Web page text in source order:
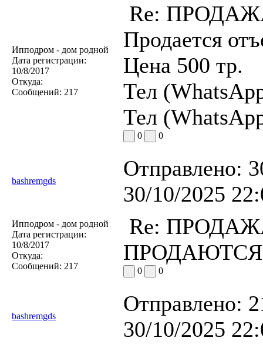
Ипподром - дом родной
Дата регистрации:
10/8/2017
Откуда:
Сообщений: 217
Re:
Продается
Цена 500 тр.
Тел
Тел
0 0
bashremgds
Отправлено:
30/10/2025
Ипподром - дом родной
Дата регистрации:
10/8/2017
Откуда:
Сообщений: 217
Re:
0 0
bashremgds
Отправлено:
30/10/2025